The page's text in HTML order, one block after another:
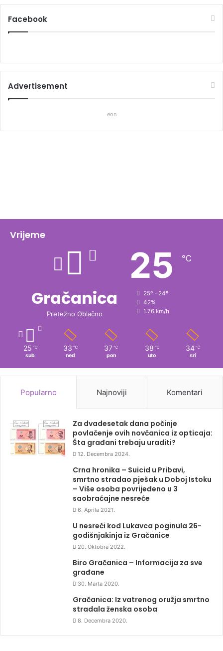
Facebook
Advertisement
eon
Vrijeme
Gračanica
Pretežno Oblačno
25 ℃
25º - 24º
42%
1.76 km/h
25 ℃
sub
33 ℃
ned
37 ℃
pon
38 ℃
uto
34 ℃
sri
Popularno Najnoviji Komentari
Za dvadesetak dana počinje
povlačenje ovih novčanica iz opticaja:
Šta građani trebaju uraditi?
12. Decembra 2024.
Crna hronika – Suicid u Pribavi,
smrtno stradao pješak u Doboj Istoku
– Više osoba povrijeđeno u 3
saobraćajne nesreće
6. Aprila 2021.
U nesreći kod Lukavca poginula 26-
godišnjakinja iz Gračanice
20. Oktobra 2022.
Biro Gračanica – Informacija za sve
građane
30. Marta 2020.
Gračanica: Iz vatrenog oružja smrtno
stradala ženska osoba
8. Decembra 2020.